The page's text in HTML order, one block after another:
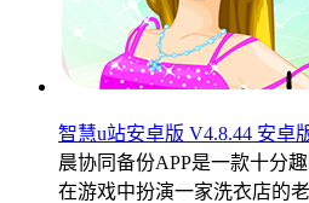
智慧u站安卓版 V4.8.44 安卓
晨协同备份APP是一款十分
在游戏中扮演一家洗衣店的